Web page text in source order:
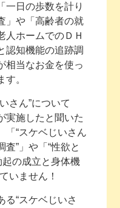
一日の歩数を計り
」や「高齢者の就
人ホームでのＤＨ
認知機能の追跡調
相当なお金を使っ
。
さん”について
実施したと聞いた
「“スケベじいさん
”」や「“性欲と
起の成立と身体機
いません！
る“スケベじいさ